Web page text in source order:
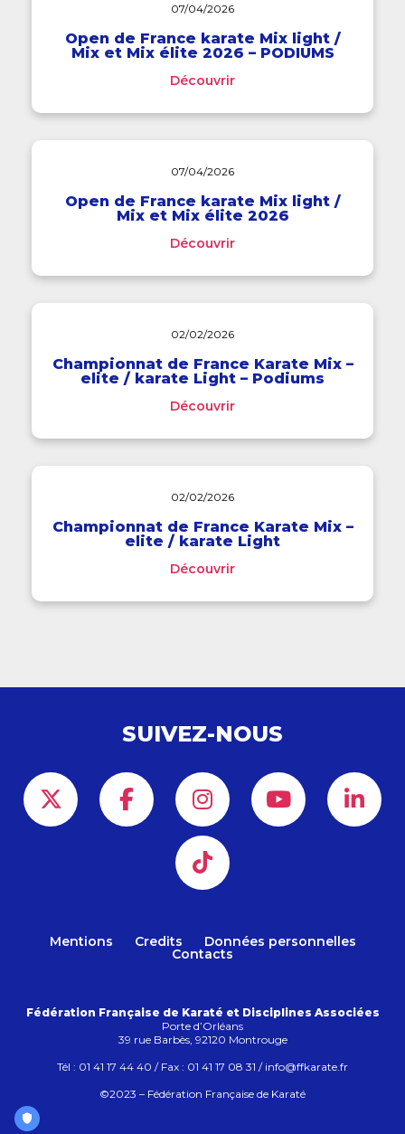
07/04/2026
Open de France karate Mix light /
Mix et Mix élite 2026 – PODIUMS
Découvrir
07/04/2026
Open de France karate Mix light /
Mix et Mix élite 2026
Découvrir
02/02/2026
Championnat de France Karate Mix –
elite / karate Light – Podiums
Découvrir
02/02/2026
Championnat de France Karate Mix –
elite / karate Light
Découvrir
SUIVEZ-NOUS
Mentions Credits Données personnelles
Contacts
Fédération Française de Karaté et Disciplines Associées
Porte d’Orléans
39 rue Barbès, 92120 Montrouge
Tél : 01 41 17 44 40 / Fax : 01 41 17 08 31 / info@ffkarate.fr
©2023 – Fédération Française de Karaté